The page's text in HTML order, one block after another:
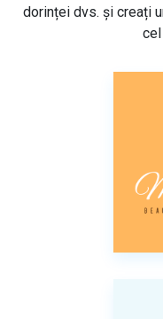
dorinței dvs. și creați